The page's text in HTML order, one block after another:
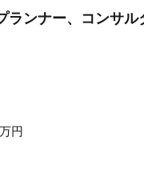
ランナー、コンサ
円